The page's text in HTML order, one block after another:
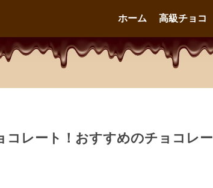
ホーム 高級チョコ
レート！おすすめのチョコレー